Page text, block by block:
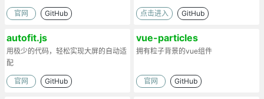
官网 GitHub 点击进入 GitHub
autofit.js
用极少的代码，轻松实现大屏的自动适
配
官网 GitHub
vue-particles
拥有粒子背景的vue组件
官网 GitHub